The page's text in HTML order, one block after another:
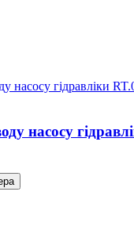
насосу